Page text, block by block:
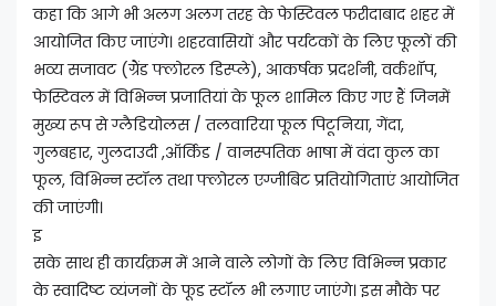
कहा कि आगे भी अलग अलग तरह के फेस्टिवल फरीदाबाद शहर में
आयोजित किए जाएंगे। शहरवासियों और पर्यटकों के लिए फूलों की
भव्य सजावट (ग्रैंड फ्लोरल डिस्प्ले), आकर्षक प्रदर्शनी, वर्कशॉप,
फेस्टिवल में विभिन्न प्रजातियां के फूल शामिल किए गए हैं जिनमें
मुख्य रूप से ग्लैडियोलस / तलवारिया फूल पिटूनिया, गेंदा,
गुलबहार, गुलदाउदी ,ऑर्किड / वानस्पतिक भाषा में वंदा कुल का
फूल, विभिन्न स्टॉल तथा फ्लोरल एग्जीबिट प्रतियोगिताएं आयोजित
की जाएंगी।
इ
सके साथ ही कार्यक्रम में आने वाले लोगों के लिए विभिन्न प्रकार
के स्वादिष्ट व्यंजनों के फूड स्टॉल भी लगाए जाएंगे। इस मौके पर